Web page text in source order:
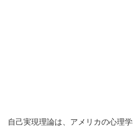
自己実現理論は、アメリカの心理